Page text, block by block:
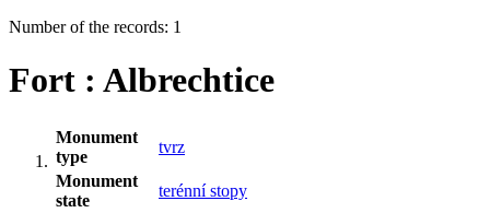
Number of the records: 1
Fort : Albrechtice
Monument
type
tvrz
Monument
state
terénní stopy